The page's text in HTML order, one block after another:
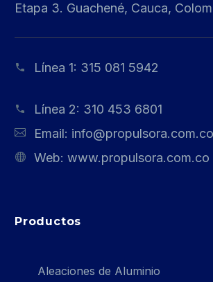
Etapa 3. Guachené, Cauca,
Línea 1: 315 081 5942
Línea 2: 310 453 6801
Email: info@propulsora.com.co
Web: www.propulsora.com.co
Productos
Aleaciones de Aluminio